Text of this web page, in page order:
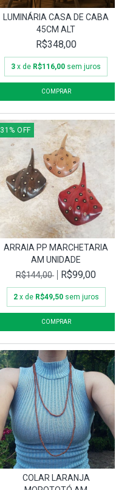
LUMINÁRIA CASA DE CABA
45CM ALT
R$348,00
3 x de R$116,00 sem juros
31 % OFF
ARRAIA PP MARCHETARIA
AM UNIDADE
R$144,00
R$99,00
2 x de R$49,50 sem juros
COLAR LARANJA